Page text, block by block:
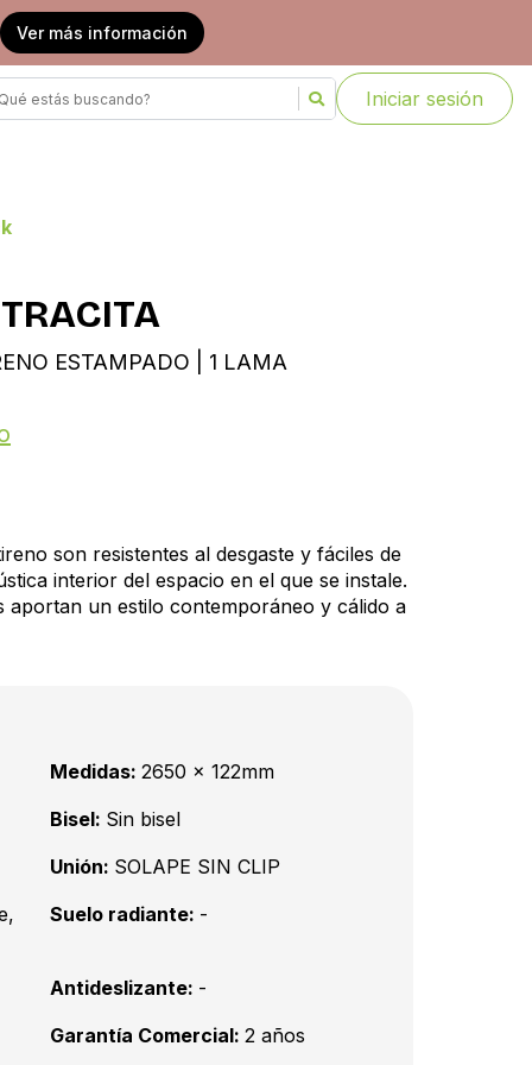
Ver más información
Iniciar sesión
ESTAMPADO | 1 LAMA
son resistentes al desgaste y fáciles de
interior del espacio en el que se instale.
aportan un estilo contemporáneo y cálido a
Medidas: 2650 x 122mm
Bisel: Sin bisel
Unión: SOLAPE SIN CLIP
Suelo radiante: -
Antideslizante: -
Garantía Comercial: 2 años